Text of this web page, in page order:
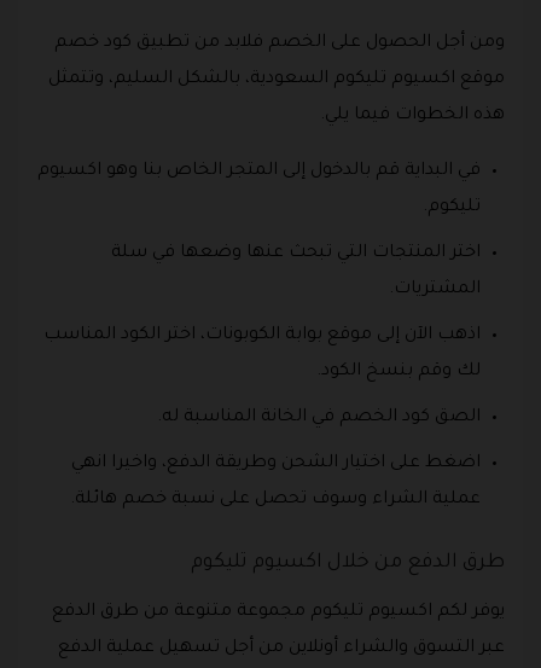
ومن أجل الحصول على الخصم فلابد من تطبيق كود خصم
موقع اكسيوم تليكوم السعودية، بالشكل السليم، وتتمثل
هذه الخطوات فيما يلي.
في البداية قم بالدخول إلى المتجر الخاص بنا وهو اكسيوم
تليكوم.
اختر المنتجات التي تبحث عنها وضعها في سلة
المشتريات.
اذهب الآن إلى موقع بوابة الكوبونات، اختر الكود المناسب
لك وقم بنسخ الكود.
الصق كود الخصم في الخانة المناسبة له.
اضغط على اختيار الشحن وطريقة الدفع، واخيرا انهي
عملية الشراء وسوف تحصل على نسبة خصم هائلة.
طرق الدفع من خلال اكسيوم تليكوم
يوفر لكم اكسيوم تليكوم مجموعة متنوعة من طرق الدفع
عبر التسوق والشراء أونلاين من أجل تسهيل عملية الدفع